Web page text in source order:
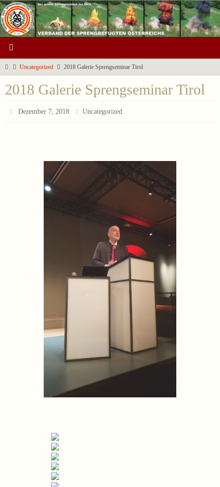
Zum
Inhalt
springen
StartUncategorized 2018 Galerie Sprengseminar Tirol
2018 Galerie Sprengseminar Tirol
Dezember 7, 2018 Uncategorized